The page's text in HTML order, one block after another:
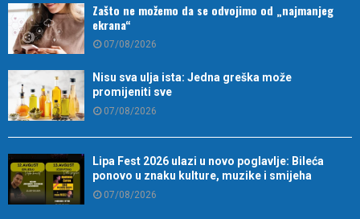
Zašto ne možemo da se odvojimo od „najmanjeg
ekrana“
07/08/2026
Nisu sva ulja ista: Jedna greška može
promijeniti sve
07/08/2026
Lipa Fest 2026 ulazi u novo poglavlje: Bileća
ponovo u znaku kulture, muzike i smijeha
07/08/2026